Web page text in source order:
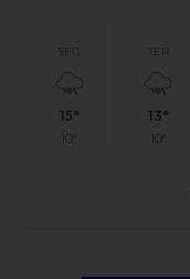
SEG
15°
10°
TER
13°
10°